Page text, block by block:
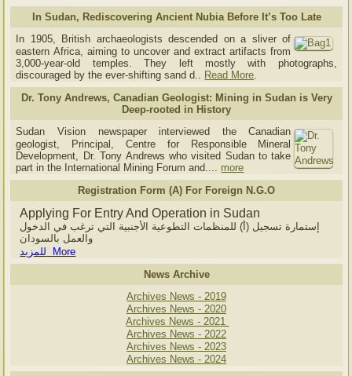
In Sudan, Rediscovering Ancient Nubia Before It’s Too Late
In 1905, British archaeologists descended on a sliver of
eastern Africa, aiming to uncover and extract artifacts from
3,000-year-old temples. They left mostly with photographs,
discouraged by the ever-shifting sand d.. Read More.
Dr. Tony Andrews, Canadian Geologist: Mining in Sudan is Very
Deep-rooted in History
Sudan Vision newspaper interviewed the Canadian
geologist, Principal, Centre for Responsible Mineral
Development, Dr. Tony Andrews who visited Sudan to take
part in the International Mining Forum and.... more
Registration Form (A) For Foreign N.G.O
Applying For Entry And Operation in Sudan
إستمارة تسجيل (أ) للمنظمات التطوعية الأجنبية التي ترغب في الدخول
والعمل بالسودان
للمزيد More
News Archive
Archives News - 2019
Archives News - 2020
Archives News - 2021
Archives News - 2022
Archives News - 2023
Archives News - 2024